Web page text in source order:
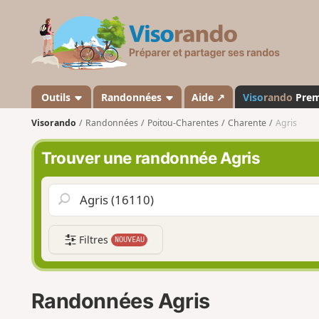
s
a
n
d
o
Outils Randonnées Aide ↗ Visorando
Visorando Randonnées Poitou-Charentes Charente Agris
Trouver une randonnée Agris
Filtres NOUVEAU
Randonnées Agris